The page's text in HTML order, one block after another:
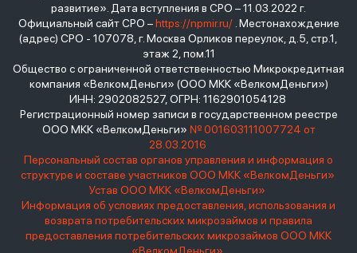
развитие». Дата вступления в СРО – 11.03.2022 г.
Официальный сайт СРО –https://npmir.ru/. Местонахождение
(адрес) СРО - 107078, г. Москва Орликов переулок, д.5, стр.1,
этаж 2, пом.11
Общество с ограниченной ответственностью Микрокредитная
компания «ВелкомДеньги» (ООО МКК «ВелкомДеньги»)
ИНН: 2902082527, ОГРН: 1162901054128
Регистрационный номер записи в государственном реестре
ООО МКК «ВелкомДеньги» № 001603111007724 от
28.03.2016
Персональный состав органов управления и информация о
структуре и составе участников ООО МКК «ВелкомДеньги»
Устав ООО МКК «ВелкомДеньги»
Информация об условиях предоставления, использования и
возврата потребительских микрозаймов и правила
предоставления потребительских микрозаймов ООО МКК